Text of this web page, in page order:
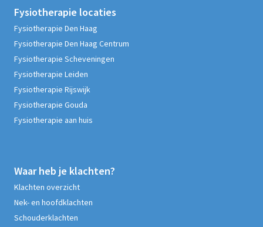
Fysiotherapie locaties
Fysiotherapie Den Haag
Fysiotherapie Den Haag Centrum
Fysiotherapie Scheveningen
Fysiotherapie Leiden
Fysiotherapie Rijswijk
Fysiotherapie Gouda
Fysiotherapie aan huis
Waar heb je klachten?
Klachten overzicht
Nek- en hoofdklachten
Schouderklachten